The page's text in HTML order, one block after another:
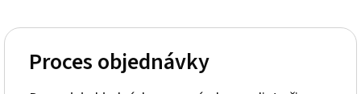
Proces objednávky